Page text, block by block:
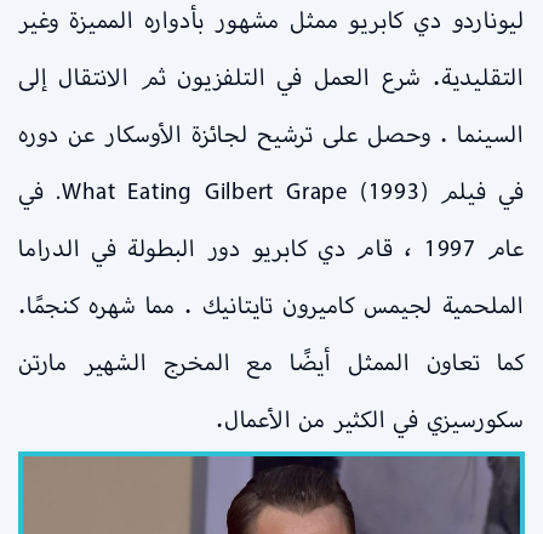
ليوناردو دي كابريو ممثل مشهور بأدواره المميزة وغير
التقليدية. شرع العمل في التلفزيون ثم الانتقال إلى
السينما . وحصل على ترشيح لجائزة الأوسكار عن دوره
في فيلم What Eating Gilbert Grape (1993). في
عام 1997 ، قام دي كابريو دور البطولة في الدراما
الملحمية لجيمس كاميرون تايتانيك . مما شهره كنجمًا.
كما تعاون الممثل أيضًا مع المخرج الشهير مارتن
سكورسيزي في الكثير من الأعمال.